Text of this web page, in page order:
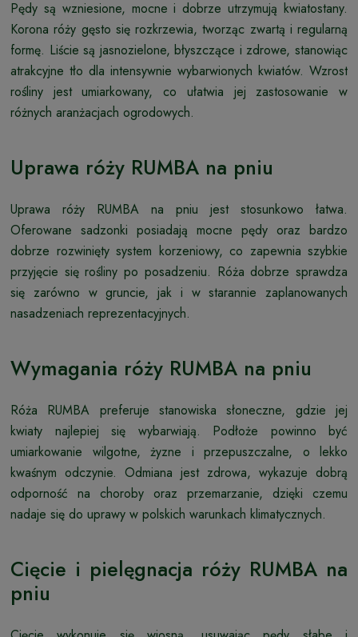
Pędy są wzniesione, mocne i dobrze utrzymują kwiatostany.
Korona róży gęsto się rozkrzewia, tworząc zwartą i regularną
formę. Liście są jasnozielone, błyszczące i zdrowe, stanowiąc
atrakcyjne tło dla intensywnie wybarwionych kwiatów. Wzrost
rośliny jest umiarkowany, co ułatwia jej zastosowanie w
różnych aranżacjach ogrodowych.
Uprawa róży RUMBA na pniu
Uprawa róży RUMBA na pniu jest stosunkowo łatwa.
Oferowane sadzonki posiadają mocne pędy oraz bardzo
dobrze rozwinięty system korzeniowy, co zapewnia szybkie
przyjęcie się rośliny po posadzeniu. Róża dobrze sprawdza
się zarówno w gruncie, jak i w starannie zaplanowanych
nasadzeniach reprezentacyjnych.
Wymagania róży RUMBA na pniu
Róża RUMBA preferuje stanowiska słoneczne, gdzie jej
kwiaty najlepiej się wybarwiają. Podłoże powinno być
umiarkowanie wilgotne, żyzne i przepuszczalne, o lekko
kwaśnym odczynie. Odmiana jest zdrowa, wykazuje dobrą
odporność na choroby oraz przemarzanie, dzięki czemu
nadaje się do uprawy w polskich warunkach klimatycznych.
Cięcie i pielęgnacja róży RUMBA na
pniu